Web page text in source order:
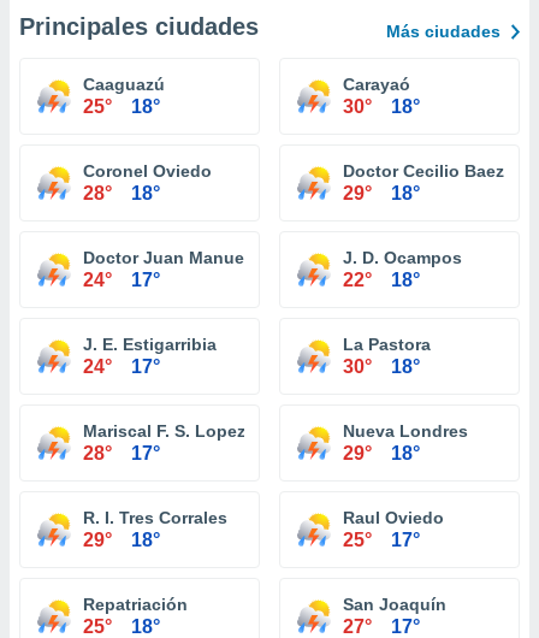
Principales ciudades Más ciudades
Caaguazú
25° 18°
Carayaó
30° 18°
Coronel Oviedo
28° 18°
Doctor Cecilio Baez
29° 18°
Doctor Juan Manuel Frutos
24° 17°
J. D. Ocampos
22° 18°
J. E. Estigarribia
24° 17°
La Pastora
30° 18°
Mariscal F. S. Lopez
28° 17°
Nueva Londres
29° 18°
R. I. Tres Corrales
29° 18°
Raul Oviedo
25° 17°
Repatriación
25° 18°
San Joaquín
27° 17°